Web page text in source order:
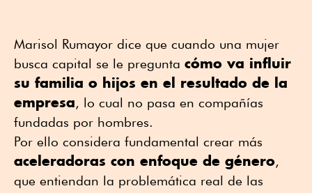
Marisol Rumayor dice que cuando una mujer
busca capital se le pregunta cómo va influir
su familia o hijos en el resultado de la
empresa, lo cual no pasa en compañías
fundadas por hombres.
Por ello considera fundamental crear más
aceleradoras con enfoque de género,
que entiendan la problemática real de las